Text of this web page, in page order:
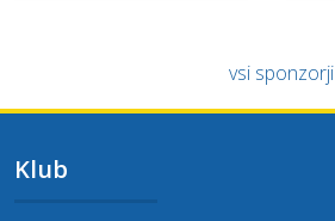
vsi sponzorji
Klub